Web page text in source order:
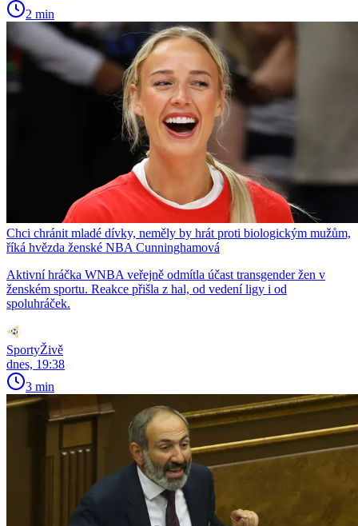
2 min
Chci chránit mladé dívky, neměly by hrát proti biologickým mužům,
říká hvězda ženské NBA Cunninghamová
Aktivní hráčka WNBA veřejně odmítla účast transgender žen v
ženském sportu. Reakce přišla z hal, od vedení ligy i od
spoluhráček.
SportyŽivě
dnes, 19:38
3 min